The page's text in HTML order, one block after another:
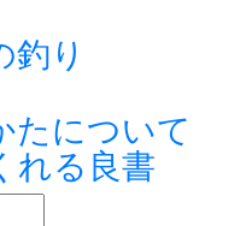
釣り
たについて
れる良書